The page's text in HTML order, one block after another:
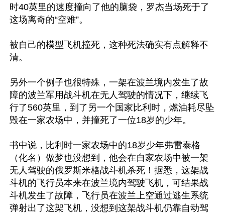
时40英里的速度撞向了他的脑袋，罗杰当场死于了
这场离奇的“空难”。
被自己的模型飞机撞死，这种死法确实有点解释不
清。
另外一个例子也很特殊，一架在波兰境内发生了故
障的波兰军用战斗机在无人驾驶的情况下，继续飞
行了560英里，到了另一个国家比利时，燃油耗尽坠
毁在一家农场中，并撞死了一位18岁的少年。
书中说，比利时一家农场中的18岁少年弗雷泰格
（化名）做梦也没想到，他会在自家农场中被一架
无人驾驶的俄罗斯米格战斗机杀死！据悉，这架战
斗机的飞行员本来在波兰境内驾驶飞机，可结果战
斗机发生了故障，飞行员在波兰上空通过逃生系统
弹射出了这架飞机，没想到这架战斗机仍靠自动驾